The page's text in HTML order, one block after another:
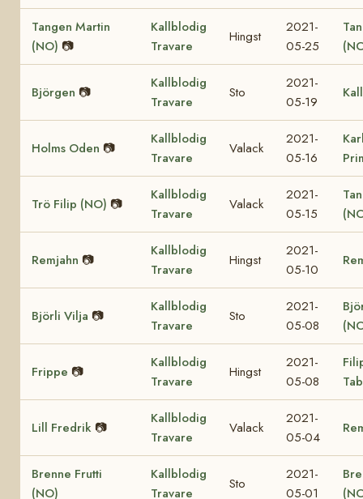
Tangen Martin
(NO) 📷
Kallblodig
Travare
Hingst
2021-
05-25
Björgen 📷
Kallblodig
Travare
Sto
2021-
05-19
Holms Oden 📷
Kallblodig
Travare
Valack
2021-
05-16
Trö Filip (NO) 📷
Kallblodig
Travare
Valack
2021-
05-15
Remjahn 📷
Kallblodig
Travare
Hingst
2021-
05-10
Björli Vilja 📷
Kallblodig
Travare
Sto
2021-
05-08
Frippe 📷
Kallblodig
Travare
Hingst
2021-
05-08
Lill Fredrik 📷
Kallblodig
Travare
Valack
2021-
05-04
Brenne Frutti
(NO)
Kallblodig
Travare
Sto
2021-
05-01